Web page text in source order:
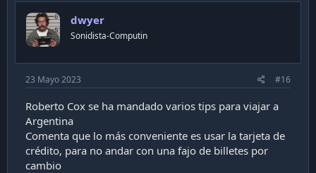
dwyer
Sonidista-Computin
23 Mayo 2023 #16
Roberto Cox se ha mandado varios tips para viajar a
Argentina
Comenta que lo más conveniente es usar la tarjeta de
crédito, para no andar con una fajo de billetes por
cambio